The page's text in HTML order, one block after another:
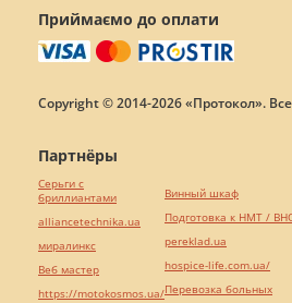
Приймаємо до оплати
Copyright © 2014-2026 «Протокол».
Партнёры
Серьги с
бриллиантами
alliancetechnika.ua
миралинкс
Веб мастер
https://motokosmos.ua/
Винный шкаф
Подготовка к НМТ /
pereklad.ua
hospice-life.com.ua/
Перевозка больных